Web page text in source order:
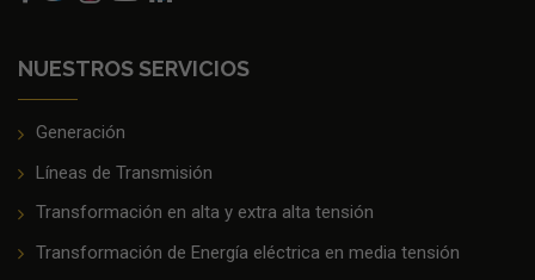
NUESTROS SERVICIOS
Generación
Líneas de Transmisión
Transformación en alta y extra alta tensión
Transformación de Energía eléctrica en media tensión